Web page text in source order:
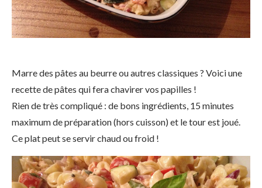
Marre des pâtes au beurre ou autres classiques ? Voici une
recette de pâtes qui fera chavirer vos papilles !
Rien de très compliqué : de bons ingrédients, 15 minutes
maximum de préparation (hors cuisson) et le tour est joué.
Ce plat peut se servir chaud ou froid !